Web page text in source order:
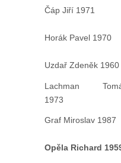
Čáp Jiří 1971
Horák Pavel 1970
Uzdař Zdeněk 1960
Lachman
1973
Graf Miroslav 1987
Opěla Richard